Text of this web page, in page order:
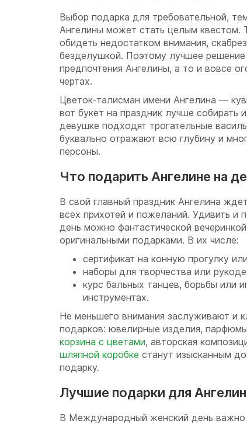
Выбор подарка для требовательной,
Ангелины может стать целым квестом.
обидеть недостатком внимания,
безделушкой. Поэтому лучшее решение
предпочтения Ангелины, а то и вовсе
чертах.
Цветок-талисман имени Ангелина —
вот букет на праздник лучше собирать
девушке подходят трогательные
буквально отражают всю глубину и
персоны.
Что подарить Ангелине на
В свой главный праздник Ангелина
всех прихотей и пожеланий. Удивить и
день можно фантастической
оригинальными подарками. В их числе:
сертификат на конную прогулку
наборы для творчества или
курс бальных танцев, борьбы или
инструментах.
Не меньшего внимания заслуживают и
подарков: ювелирные изделия,
корзина с цветами, авторская
шляпной коробке станут изысканным
подарку.
Лучшие подарки для
В Международный женский день важно